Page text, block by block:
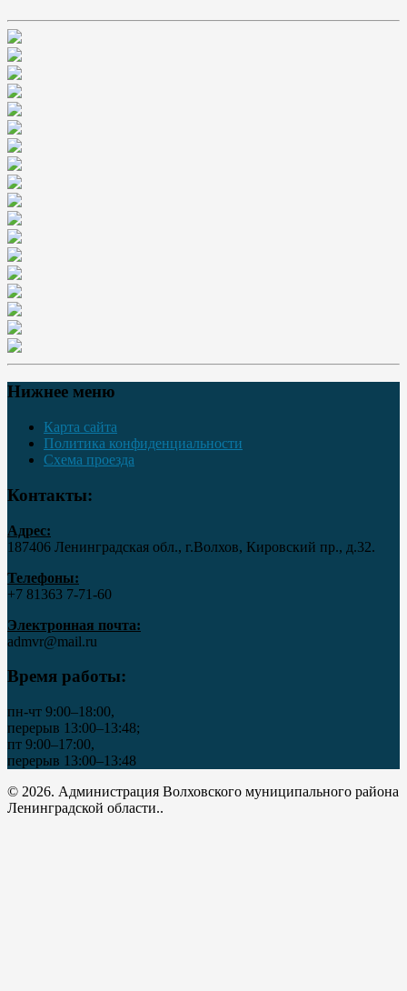
Нижнее меню
Карта сайта
Политика конфиденциальности
Схема проезда
Контакты:
Адрес:
187406 Ленинградская обл., г.Волхов, Кировский пр., д.32.
Телефоны:
+7 81363 7‑71-60
Электронная почта:
admvr@mail.ru
Время работы:
пн-чт 9:00–18:00,
перерыв 13:00–13:48;
пт 9:00–17:00,
перерыв 13:00–13:48
© 2026. Администрация Волховского муниципального района
Ленинградской области..